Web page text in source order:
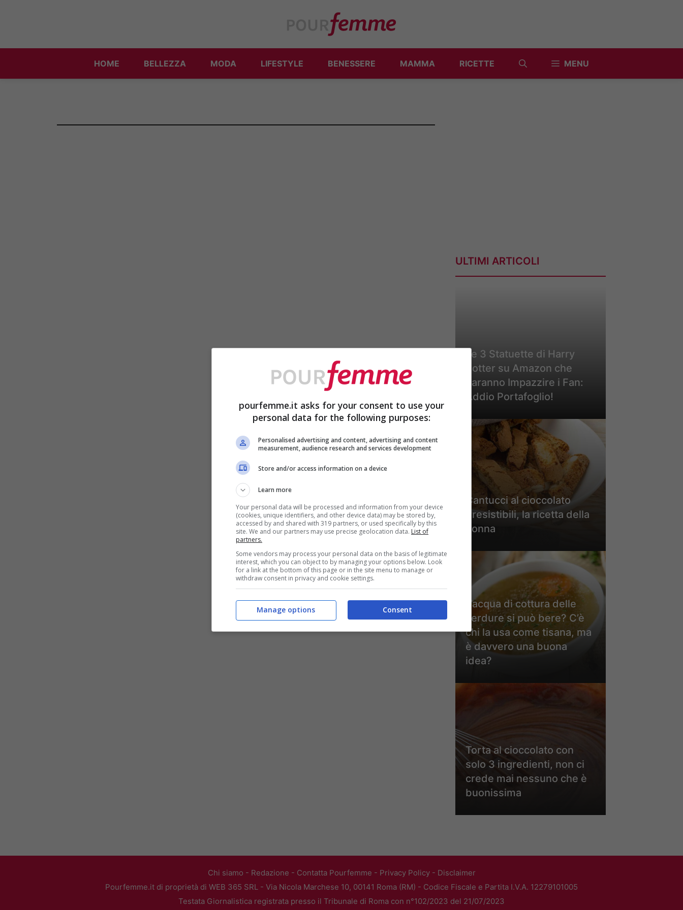
HOME BELLEZZA MODA LIFESTYLE BENESSERE MAMMA RICETTE MENU
ULTIMI ARTICOLI
Le 3 Statuette di Harry
Potter su Amazon che
Faranno Impazzire i Fan:
Addio Portafoglio!
Cantucci al cioccolato
irresistibili, la ricetta della
nonna
L’acqua di cottura delle
verdure si può bere? C’è
chi la usa come tisana, ma
è davvero una buona
idea?
Torta al cioccolato con
solo 3 ingredienti, non ci
crede mai nessuno che è
buonissima
Chi siamo - Redazione - Contatta Pourfemme - Privacy Policy- Disclaimer
Pourfemme.it di proprietà di WEB 365 SRL - Via Nicola Marchese 10, 00141 Roma (RM) - Codice Fiscale e Partita I.V.A. 12279101005
Testata Giornalistica registrata presso il Tribunale di Roma con n°102/2023 del 21/07/2023
pourfemme.it asks for your consent to use your
personal data for the following purposes:
Personalised advertising and content, advertising and content
measurement, audience research and services development
Store and/or access information on a device
Learn more
Your personal data will be processed and information from your device
(cookies, unique identifiers, and other device data) may be stored by,
accessed by and shared with 319 partners, or used specifically by this
site. We and our partners may use precise geolocation data. List of
partners.
Some vendors may process your personal data on the basis of legitimate
interest, which you can object to by managing your options below. Look
for a link at the bottom of this page or in the site menu to manage or
withdraw consent in privacy and cookie settings.
Consent
Manage options